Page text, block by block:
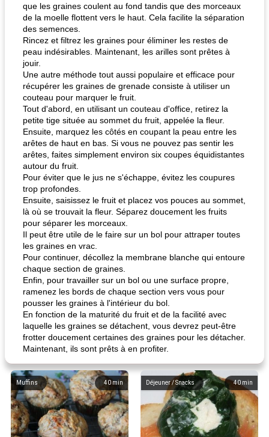
que les graines coulent au fond tandis que des morceaux
de la moelle flottent vers le haut. Cela facilite la séparation
des semences.
Rincez et filtrez les graines pour éliminer les restes de
peau indésirables. Maintenant, les arilles sont prêtes à
jouir.
Une autre méthode tout aussi populaire et efficace pour
récupérer les graines de grenade consiste à utiliser un
couteau pour marquer le fruit.
Tout d'abord, en utilisant un couteau d'office, retirez la
petite tige située au sommet du fruit, appelée la fleur.
Ensuite, marquez les côtés en coupant la peau entre les
arêtes de haut en bas. Si vous ne pouvez pas sentir les
arêtes, faites simplement environ six coupes équidistantes
autour du fruit.
Pour éviter que le jus ne s'échappe, évitez les coupures
trop profondes.
Ensuite, saisissez le fruit et placez vos pouces au sommet,
là où se trouvait la fleur. Séparez doucement les fruits
pour séparer les morceaux.
Il peut être utile de le faire sur un bol pour attraper toutes
les graines en vrac.
Pour continuer, décollez la membrane blanche qui entoure
chaque section de graines.
Enfin, pour travailler sur un bol ou une surface propre,
ramenez les bords de chaque section vers vous pour
pousser les graines à l'intérieur du bol.
En fonction de la maturité du fruit et de la facilité avec
laquelle les graines se détachent, vous devrez peut-être
frotter doucement certaines des graines pour les détacher.
Maintenant, ils sont prêts à en profiter.
40 min
Muffins 40 min
Déjeuner / Snacks